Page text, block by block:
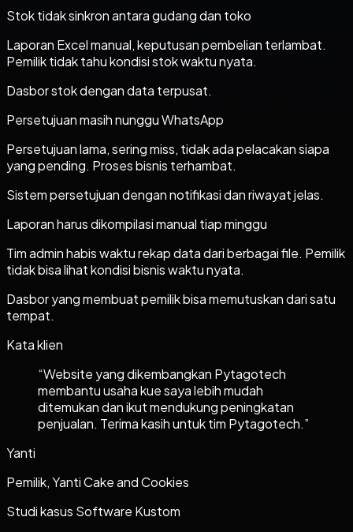
Stok tidak sinkron antara gudang dan toko
Laporan Excel manual, keputusan pembelian terlambat.
Pemilik tidak tahu kondisi stok waktu nyata.
Dasbor stok dengan data terpusat.
Persetujuan masih nunggu WhatsApp
Persetujuan lama, sering miss, tidak ada pelacakan siapa
yang pending. Proses bisnis terhambat.
Sistem persetujuan dengan notifikasi dan riwayat jelas.
Laporan harus dikompilasi manual tiap minggu
Tim admin habis waktu rekap data dari berbagai file. Pemilik
tidak bisa lihat kondisi bisnis waktu nyata.
Dasbor yang membuat pemilik bisa memutuskan dari satu
tempat.
Kata klien
“Website yang dikembangkan Pytagotech
membantu usaha kue saya lebih mudah
ditemukan dan ikut mendukung peningkatan
penjualan. Terima kasih untuk tim Pytagotech.”
Yanti
Pemilik, Yanti Cake and Cookies
Studi kasus Software Kustom